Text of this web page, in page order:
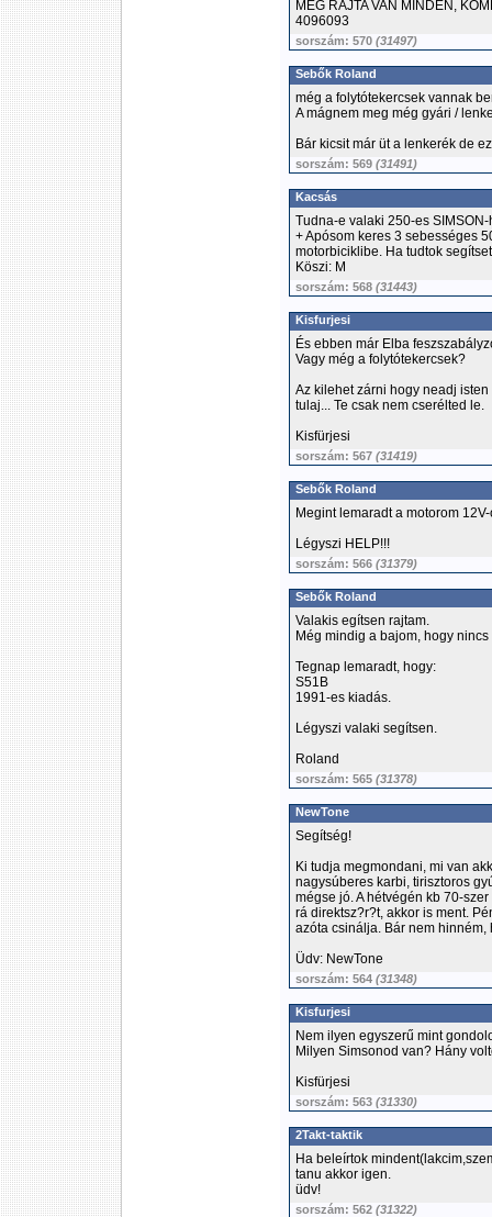
MÉG RAJTA VAN MINDEN,
4096093
sorszám: 570 (31497)
Sebők Roland
még a folytótekercsek vannak
A mágnem meg még gyári /
Bár kicsit már üt a lenkerék de
sorszám: 569 (31491)
Kacsás
Tudna-e valaki 250-es
+ Apósom keres 3 sebességes
motorbiciklibe. Ha tudtok
Köszi: M
sorszám: 568 (31443)
Kisfurjesi
És ebben már Elba
Vagy még a folytótekercsek?
Az kilehet zárni hogy neadj
tulaj... Te csak nem cserélted le.
Kisfürjesi
sorszám: 567 (31419)
Sebők Roland
Megint lemaradt a motorom
Légyszi HELP!!!
sorszám: 566 (31379)
Sebők Roland
Valakis egítsen rajtam.
Még mindig a bajom, hogy
Tegnap lemaradt, hogy:
S51B
1991-es kiadás.
Légyszi valaki segítsen.
Roland
sorszám: 565 (31378)
NewTone
Segítség!
Ki tudja megmondani, mi van
nagysúberes karbi, tirisztoros
mégse jó. A hétvégén kb 70-
rá direktsz?r?t, akkor is ment.
azóta csinálja. Bár nem
Üdv: NewTone
sorszám: 564 (31348)
Kisfurjesi
Nem ilyen egyszerű mint
Milyen Simsonod van? Hány
Kisfürjesi
sorszám: 563 (31330)
2Takt-taktik
Ha beleírtok
tanu akkor igen.
üdv!
sorszám: 562 (31322)